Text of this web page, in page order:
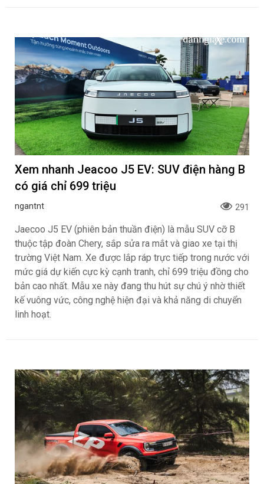
Xem nhanh Jeacoo J5 EV: SUV điện hàng B
có giá chỉ 699 triệu
ngantnt 291
Jaecoo J5 EV (phiên bản thuần điện) là mẫu SUV cỡ B
thuộc tập đoàn Chery, sắp sửa ra mắt và giao xe tại thị
trường Việt Nam. Xe được lắp ráp trực tiếp trong nước với
mức giá dự kiến cực kỳ cạnh tranh, chỉ 699 triệu đồng cho
bản cao nhất. Mẫu xe này đang thu hút sự chú ý nhờ thiết
kế vuông vức, công nghệ hiện đại và khả năng di chuyển
linh hoạt.